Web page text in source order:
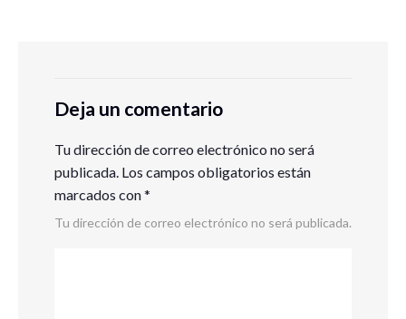
Deja un comentario
Tu dirección de correo electrónico no será
publicada. Los campos obligatorios están
marcados con*
Tu dirección de correo electrónico no será publicada.